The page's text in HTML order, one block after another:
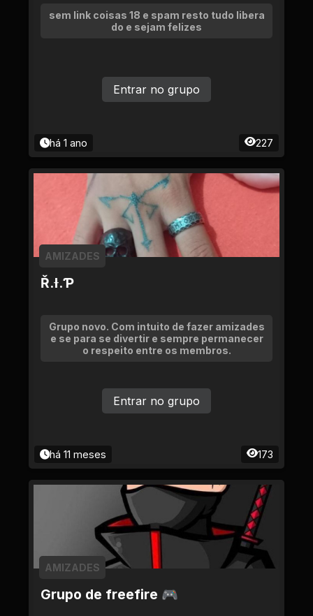
sem link coisas 18 e spam resto tudo libera
do e sejam felizes
há 1 ano 227
Entrar no grupo
Ř.Ɨ.Ƥ
AMIZADES
Grupo novo. Com intuito de fazer amizades
e se para se divertir e sempre permanecer
o respeito entre os membros.
há 11 meses 173
Entrar no grupo
Grupo de freefire 🎮
AMIZADES